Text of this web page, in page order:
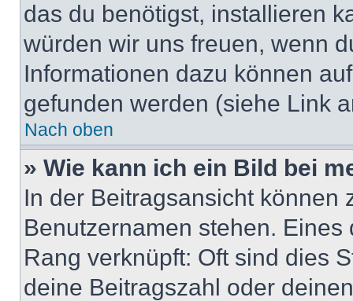
das du benötigst, installieren
würden wir uns freuen, wenn
Informationen dazu können
gefunden werden (siehe Link
Nach oben
» Wie kann ich ein Bild bei
In der Beitragsansicht können
Benutzernamen stehen.
Rang verknüpft: Oft sind dies
deine Beitragszahl oder